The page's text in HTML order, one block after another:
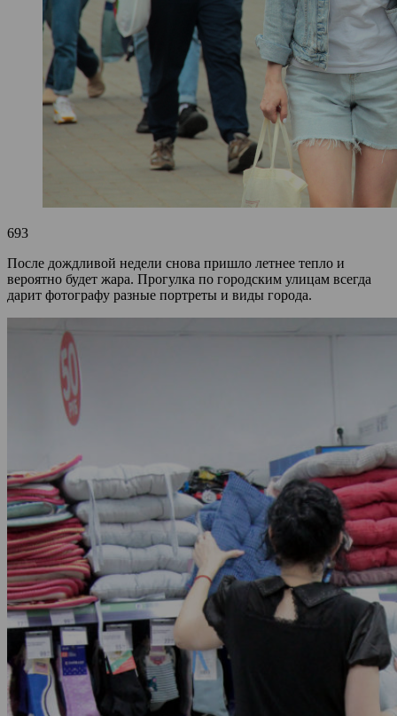
693
После дождливой недели снова пришло летнее тепло и
вероятно будет жара. Прогулка по городским улицам всегда
дарит фотографу разные портреты и виды города.